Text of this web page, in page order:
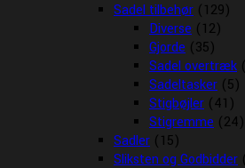
Sadel tilbehør (129)
Diverse (12)
Gjorde (35)
Sadel overtræk
Sadeltasker (5)
Stigbøjler (41)
Stigremme (24)
Sadler (15)
Sliksten og Godbidder